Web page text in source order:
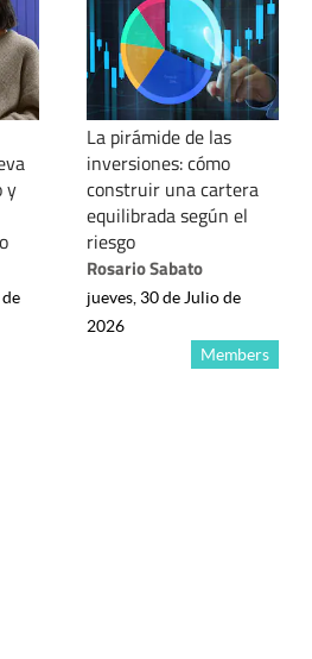
y
La pirámide de las
inversiones: cómo
construir una cartera
equilibrada según el
riesgo
Rosario Sabato
Members
jueves, 30 de Julio de
2026